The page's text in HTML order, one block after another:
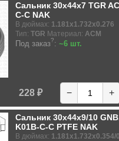
Сальник 30x44x7 TGR
C-C NAK
В дюймах: 1.181x1.732x0.276
Тип: TGR Материал: ACM
Под заказ?: ~6 шт.
228 ₽ − +
Сальник 30x44x9/10
K01B-C-C PTFE NAK
В дюймах: 1.181x1.732x0.354/